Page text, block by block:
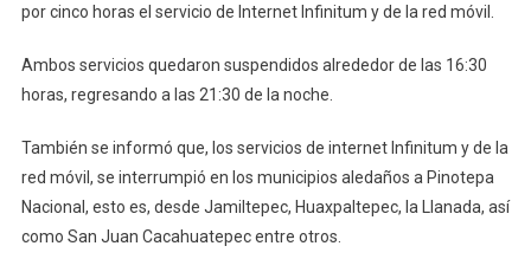
por cinco horas el servicio de Internet Infinitum y de la red móvil.
Ambos servicios quedaron suspendidos alrededor de las 16:30
horas, regresando a las 21:30 de la noche.
También se informó que, los servicios de internet Infinitum y de la
red móvil, se interrumpió en los municipios aledaños a Pinotepa
Nacional, esto es, desde Jamiltepec, Huaxpaltepec, la Llanada, así
como San Juan Cacahuatepec entre otros.